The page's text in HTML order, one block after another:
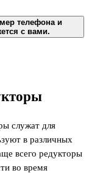
телефона и
с вами.
служат для
в различных
всего редукторы
во время